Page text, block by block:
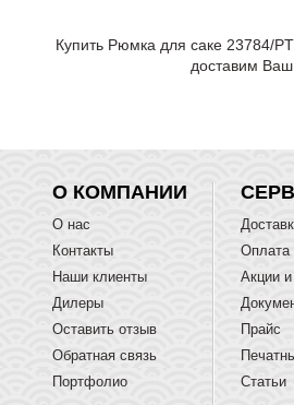
Купить Рюмка для саке 23784/
доставим
О КОМПАНИИ
О нас
Контакты
Наши клиенты
Дилеры
Оставить отзыв
Обратная связь
Портфолио
Оплата
Акции
Прайс
Статьи